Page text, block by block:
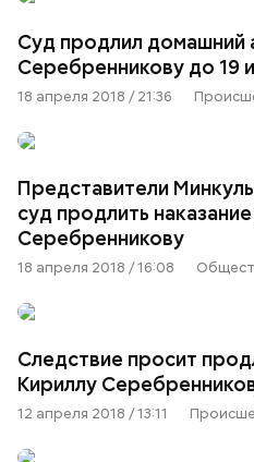
Суд продлил домашний
Серебренникову до 19
18 апреля 2018 / 21:36
Представители
суд продлить
Серебренникову
18 апреля 2018 / 16:08
Следствие просит
Кириллу
12 апреля 2018 / 13:11